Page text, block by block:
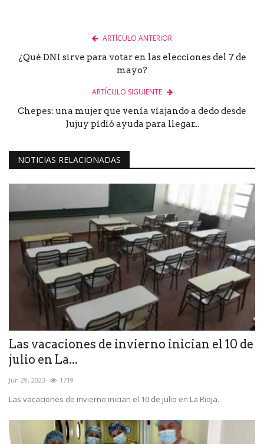
ARTÍCULO ANTERIOR
¿Qué DNI sirve para votar en las elecciones del 7 de
mayo?
ARTÍCULO SIGUIENTE
Chepes: una mujer que venía viajando a dedo desde
Jujuy pidió ayuda para llegar...
NOTICIAS RELACIONADAS
Las vacaciones de invierno inician el 10 de
julio en La...
Jun 29, 2023 1719
Las vacaciones de invierno inician el 10 de julio en La Rioja.